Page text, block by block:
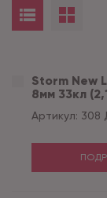
Storm New
8мм 33кл
Артикул: 308